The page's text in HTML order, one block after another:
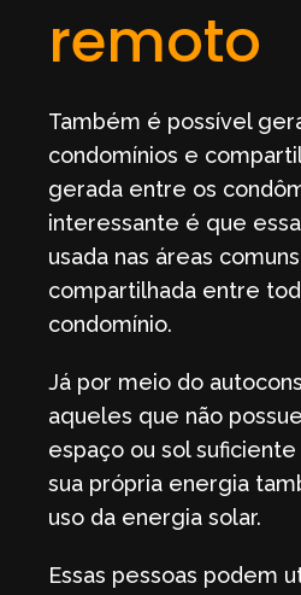
remoto
Também é possível
condomínios e
gerada entre os
interessante é que
usada nas áreas
compartilhada entre
condomínio.
Já por meio do
aqueles que não
espaço ou sol
sua própria energia
uso da energia solar.
Essas pessoas podem